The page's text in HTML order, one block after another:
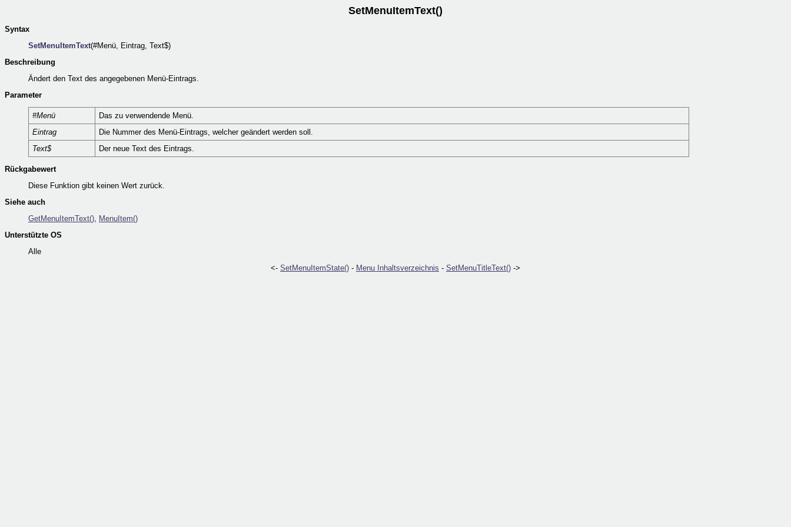
SetMenuItemText()
Syntax
SetMenuItemText(#Menü, Eintrag, Text$)
Beschreibung
Ändert den Text des angegebenen Menü-Eintrags.
Parameter
#Menü
Das zu verwendende Menü.
Eintrag
Die Nummer des Menü-Eintrags, welcher geändert werden soll.
Text$
Der neue Text des Eintrags.
Rückgabewert
Diese Funktion gibt keinen Wert zurück.
Siehe auch
GetMenuItemText(), MenuItem()
Unterstützte OS
Alle
<- SetMenuItemState() - Menu Inhaltsverzeichnis - SetMenuTitleText() ->